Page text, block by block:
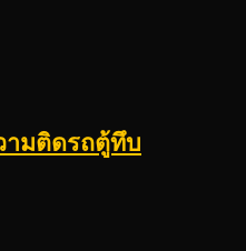
ามติดรถตู้ทึบ